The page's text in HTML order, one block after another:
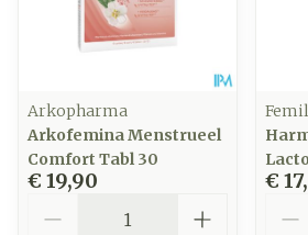
Arkopharma
Arkofemina Menstrueel
Comfort Tabl 30
€ 19,90 €